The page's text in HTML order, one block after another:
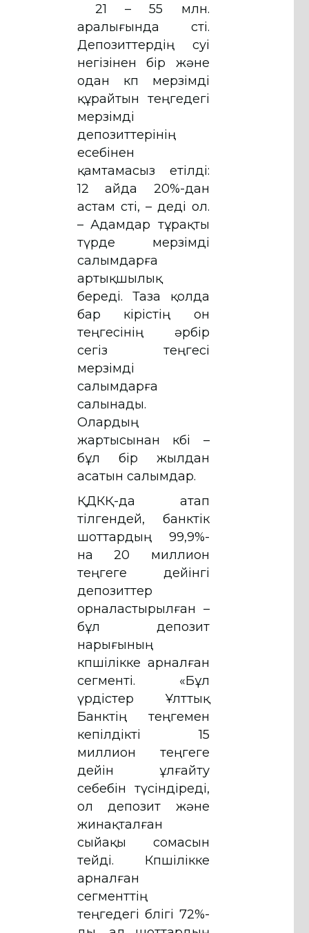
21 – 55 млн.
аралығында өсті.
Депозиттердің өсуі
негізінен бір және
одан көп мерзімді
құрайтын теңгедегі
мерзімді
депозиттерінің
есебінен
қамтамасыз етілді:
12 айда 20%-дан
астам өсті, – деді ол.
– Адамдар тұрақты
түрде мерзімді
салымдарға
артықшылық
береді. Таза қолда
бар кірістің он
теңгесінің әрбір
сегіз теңгесі
мерзімді
салымдарға
салынады.
Олардың
жартысынан көбі –
бұл бір жылдан
асатын салымдар.
ҚДКҚ-да атап
өтілгендей, банктік
шоттардың 99,9%-
на 20 миллион
теңгеге дейінгі
депозиттер
орналастырылған –
бұл депозит
нарығының
көпшілікке арналған
сегменті. «Бұл
үрдістер Ұлттық
Банктің теңгемен
кепілдікті 15
миллион теңгеге
дейін ұлғайту
себебін түсіндіреді,
ол депозит және
жинақталған
сыйақы сомасын
өтейді. Көпшілікке
арналған
сегменттің
теңгедегі бөлігі 72%-